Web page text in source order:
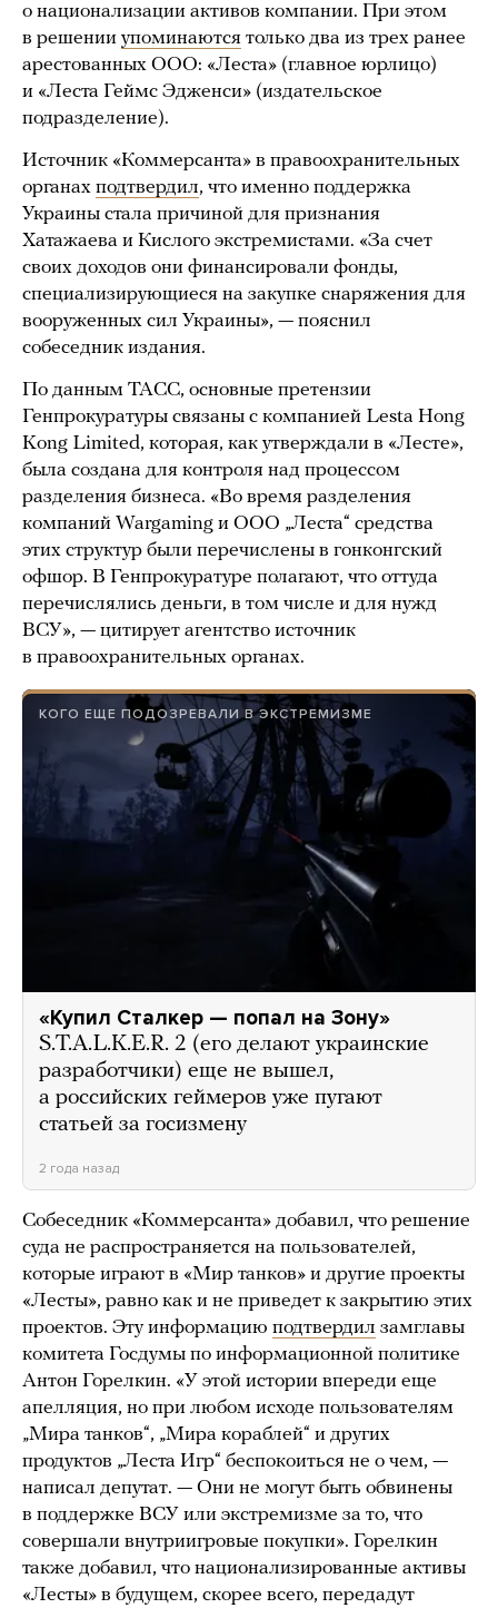
о национализации активов компании. При этом
в решении упоминаются только два из трех ранее
арестованных ООО: «Леста» (главное юрлицо)
и «Леста Геймс Эдженси» (издательское
подразделение).
Источник «Коммерсанта» в правоохранительных
органах подтвердил, что именно поддержка
Украины стала причиной для признания
Хатажаева и Кислого экстремистами. «За счет
своих доходов они финансировали фонды,
специализирующиеся на закупке снаряжения для
вооруженных сил Украины», — пояснил
собеседник издания.
По данным ТАСС, основные претензии
Генпрокуратуры связаны с компанией Lesta Hong
Kong Limited, которая, как утверждали в «Лесте»,
была создана для контроля над процессом
разделения бизнеса. «Во время разделения
компаний Wargaming и ООО „Леста“ средства
этих структур были перечислены в гонконгский
офшор. В Генпрокуратуре полагают, что оттуда
перечислялись деньги, в том числе и для нужд
ВСУ», — цитирует агентство источник
в правоохранительных органах.
КОГО ЕЩЕ ПОДОЗРЕВАЛИ В ЭКСТРЕМИЗМЕ
«Купил Сталкер — попал на Зону»
S.T.A.L.K.E.R. 2 (его делают украинские
разработчики) еще не вышел,
а российских геймеров уже пугают
статьей за госизмену
2 года назад
Собеседник «Коммерсанта» добавил, что решение
суда не распространяется на пользователей,
которые играют в «Мир танков» и другие проекты
«Лесты», равно как и не приведет к закрытию этих
проектов. Эту информацию подтвердил замглавы
комитета Госдумы по информационной политике
Антон Горелкин. «У этой истории впереди еще
апелляция, но при любом исходе пользователям
„Мира танков“, „Мира кораблей“ и других
продуктов „Леста Игр“ беспокоиться не о чем, —
написал депутат. — Они не могут быть обвинены
в поддержке ВСУ или экстремизме за то, что
совершали внутриигровые покупки». Горелкин
также добавил, что национализированные активы
«Лесты» в будущем, скорее всего, передадут